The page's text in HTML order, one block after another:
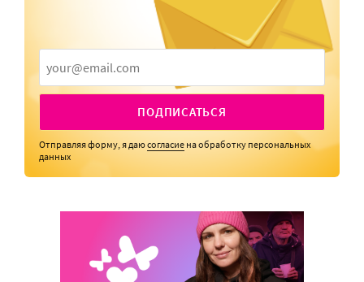
ПОДПИСАТЬСЯ
Отправляя форму, я даюсогласие на обработку персональных
данных